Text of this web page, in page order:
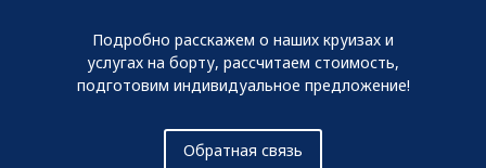
Подробно расскажем о наших круизах и
услугах на борту, рассчитаем стоимость,
подготовим индивидуальное предложение!
Обратная связь